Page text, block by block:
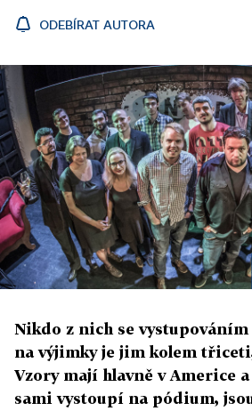
ODEBÍRAT AUTORA
Nikdo z nich se
na výjimky je jim kolem
Vzory mají hlavně v Americe
sami vystoupí na pódium,